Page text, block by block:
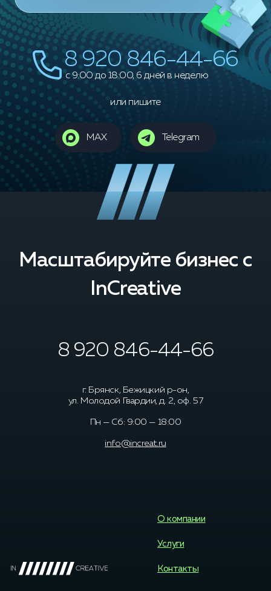
8 920 846-44-66
c 9:00 до 18:00, 6 дней в неделю
или пишите
MAX Telegram
Масштабируйте бизнес с
InCreative
О компании
Услуги
Контакты
8 920 846-44-66
г. Брянск, Бежицкий р-он,
ул. Молодой Гвардии, д. 2, оф. 57
Пн — Сб: 9:00 — 18:00
info@increat.ru